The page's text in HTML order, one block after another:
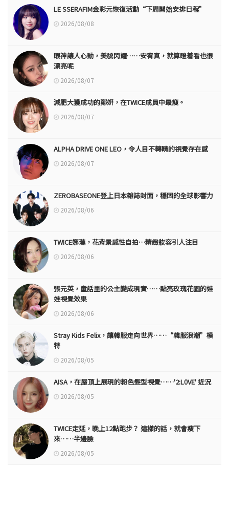
LE SSERAFIM金彩元恢復活動“下周開始安排日程”
2026/08/08
眼神讓人心動，美貌閃耀……安宥真，就算瞪着看也很
漂亮呢
2026/08/07
減肥大獲成功的鄭妍，在TWICE成員中最瘦。
2026/08/07
ALPHA DRIVE ONE LEO，令人目不轉睛的視覺存在感
2026/08/07
ZEROBASEONE登上日本雜誌封面，穩固的全球影響力
2026/08/06
TWICE娜璉，花背景感性自拍…精緻妝容引人注目
2026/08/06
張元英，童話里的公主變成現實……點亮玫瑰花園的娃
娃視覺效果
2026/08/06
Stray Kids Felix，讓韓服走向世界……“韓服浪潮”模
特
2026/08/05
AISA，在屋頂上展現的粉色髮型視覺……'2:L0VE' 近況
2026/08/05
TWICE定延，晚上12點跑步？ 這樣的話，就會瘦下
來……半邊臉
2026/08/05